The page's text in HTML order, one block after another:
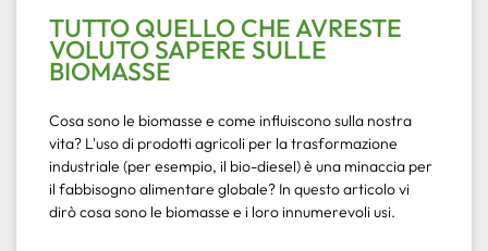
TUTTO QUELLO CHE AVRESTE
VOLUTO SAPERE SULLE
BIOMASSE
Cosa sono le biomasse e come influiscono sulla nostra
vita? L'uso di prodotti agricoli per la trasformazione
industriale (per esempio, il bio-diesel) è una minaccia per
il fabbisogno alimentare globale? In questo articolo vi
dirò cosa sono le biomasse e i loro innumerevoli usi.